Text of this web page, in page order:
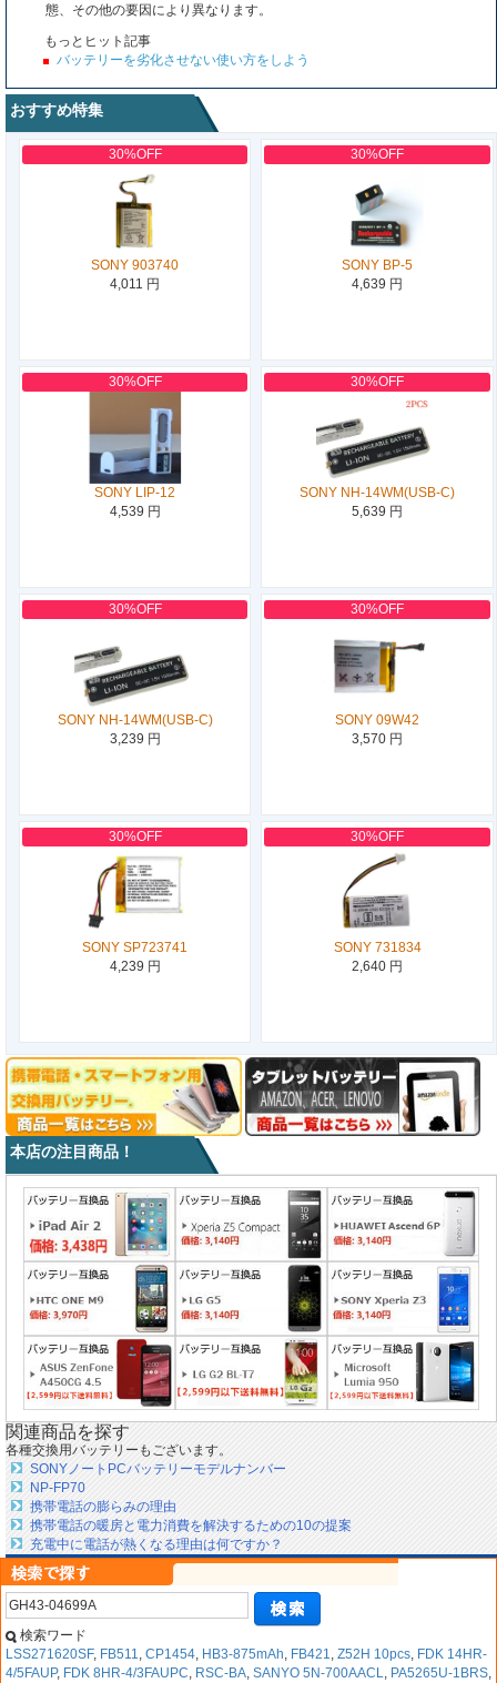
態、その他の要因により異なります。
もっとヒット記事
バッテリーを劣化させない使い方をしよう
おすすめ特集
30%OFF
SONY 903740
4,011 円
30%OFF
SONY BP-5
4,639 円
30%OFF
SONY LIP-12
4,539 円
30%OFF
SONY NH-14WM(USB-C)
5,639 円
30%OFF
SONY NH-14WM(USB-C)
3,239 円
30%OFF
SONY 09W42
3,570 円
30%OFF
SONY SP723741
4,239 円
30%OFF
SONY 731834
2,640 円
本店の注目商品！
関連商品を探す
各種交換用バッテリーもございます。
SONYノートPCバッテリーモデルナンバー
NP-FP70
携帯電話の膨らみの理由
携帯電話の暖房と電力消費を解決するための10の提案
充電中に電話が熱くなる理由は何ですか？
検索ワード
LSS271620SF, FB511, CP1454, HB3-875mAh, FB421, Z52H 10pcs, FDK 14HR-
4/5FAUP, FDK 8HR-4/3FAUPC, RSC-BA, SANYO 5N-700AACL, PA5265U-1BRS,